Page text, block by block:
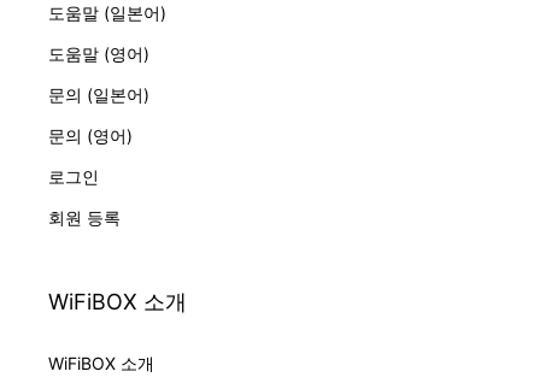
도움말 (일본어)
도움말 (영어)
문의 (일본어)
문의 (영어)
로그인
회원 등록
WiFiBOX 소개
WiFiBOX 소개